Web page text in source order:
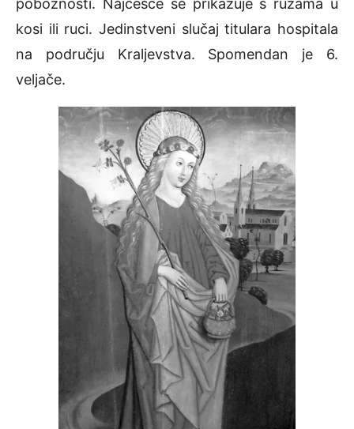
pobožnosti. Najčešće se prikazuje s ružama u
kosi ili ruci. Jedinstveni slučaj titulara hospitala
na području Kraljevstva. Spomendan je 6.
veljače.